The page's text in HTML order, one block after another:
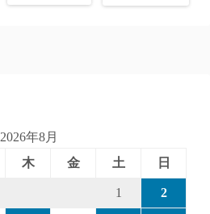
2026年8月
木 金 土 日
1 2